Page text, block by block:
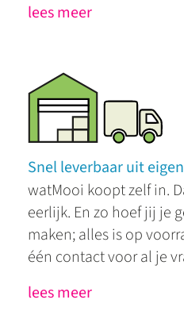
lees meer
Snel leverbaar uit
watMooi koopt zelf in.
eerlijk. En zo hoef jij je
maken; alles is op
één contact voor al je
lees meer